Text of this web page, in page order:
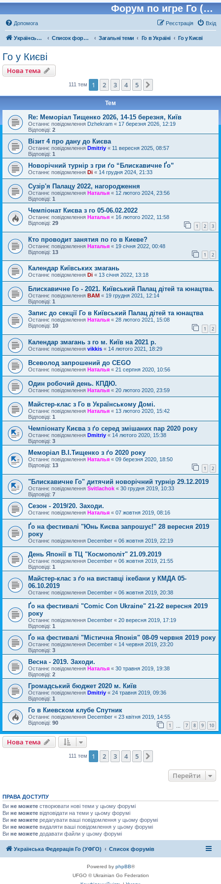
Форум по игре Го (Бадук, Вейчи)
Допомога Вхід
Реєстрація
Українська Федерація Го (УФГО) Список форумів Загальні теми Го в Україні Го у Києві
Го у Києві
Нова тема
111 тем 1 2 3 4 5
Тем
Re: Меморіал Тищенко 2026, 14-15 березня, Київ
Останнє повідомлення Dzhekram « 17 березня 2026, 12:19
Відповіді: 2
Візит 4 про дану до Києва
Останнє повідомлення Dmitriy « 11 вересня 2025, 08:57
Відповіді: 1
Новорічний турнір з гри ґо “Блискавичне Ґо”
Останнє повідомлення Di « 14 грудня 2024, 21:33
Сузір'я Палацу 2022, нагородження
Останнє повідомлення Наталья « 12 лютого 2024, 23:56
Відповіді: 1
Чемпіонат Києва з го 05-06.02.2022
Останнє повідомлення Наталья « 16 лютого 2022, 11:58
Відповіді: 29 1 2 3
Кто проводит занятия по го в Киеве?
Останнє повідомлення Наталья « 19 січня 2022, 00:48
Відповіді: 13 1 2
Календар Київських змагань
Останнє повідомлення Di « 13 січня 2022, 13:18
Блискавичне Го - 2021. Київський Палац дітей та юнацтва.
Останнє повідомлення BAM « 19 грудня 2021, 12:14
Відповіді: 1
Запис до секції Го в Київський Палац дітей та юнацтва
Останнє повідомлення Наталья « 28 лютого 2021, 15:08
Відповіді: 10 1 2
Календар змагань з го м. Київ на 2021 р.
Останнє повідомлення vikkis « 14 лютого 2021, 18:29
Всеволод запрошений до CEGO
Останнє повідомлення Наталья « 21 серпня 2020, 10:56
Один робочий день. КПДЮ.
Останнє повідомлення Наталья « 20 лютого 2020, 23:59
Майстер-клас з Го в Українському Домі.
Останнє повідомлення Наталья « 13 лютого 2020, 15:42
Відповіді: 1
Чемпіонату Києва з ґо серед змішаних пар 2020 року
Останнє повідомлення Dmitriy « 14 лютого 2020, 15:38
Відповіді: 3
Меморіал В.І.Тищенко з ґо 2020 року
Останнє повідомлення Наталья « 09 березня 2020, 18:50
Відповіді: 13 1 2
"Блискавичне Го" дитячий новорічний турнір 29.12.2019
Останнє повідомлення Svitlachok « 30 грудня 2019, 10:33
Відповіді: 7
Сезон - 2019/20. Заходи.
Останнє повідомлення Наталья « 07 жовтня 2019, 08:16
Ґо на фестивалі "Юнь Києва запрошує!" 28 вересня 2019
року
Останнє повідомлення December « 06 жовтня 2019, 22:19
День Японії в ТЦ "Космополіт" 21.09.2019
Останнє повідомлення December « 06 жовтня 2019, 21:55
Відповіді: 1
Майстер-клас з ґо на виставці ікебани у КМДА 05-
06.10.2019
Останнє повідомлення December « 06 жовтня 2019, 20:38
Ґо на фестивалі "Comic Con Ukraine" 21-22 вересня 2019
року
Останнє повідомлення December « 20 вересня 2019, 17:19
Відповіді: 1
Ґо на фестивалі "Містична Японія" 08-09 червня 2019 року
Останнє повідомлення December « 14 червня 2019, 23:20
Відповіді: 3
Весна - 2019. Заходи.
Останнє повідомлення Наталья « 30 травня 2019, 19:38
Відповіді: 2
Громадський бюджет 2020 м. Київ
Останнє повідомлення Dmitriy « 24 травня 2019, 09:36
Відповіді: 1
Го в Киевском клубе Спутник
Останнє повідомлення December « 23 квітня 2019, 14:55
Відповіді: 90 1 7 8 9 10
Нова тема
111 тем 1 2 3 4 5
Перейти
ПРАВА ДОСТУПУ
Ви не можете створювати нові теми у цьому форумі
Ви не можете відповідати на теми у цьому форумі
Ви не можете редагувати ваші повідомлення у цьому форумі
Ви не можете видаляти ваші повідомлення у цьому форумі
Ви не можете додавати файли у цьому форумі
Українська Федерація Го (УФГО) Список форумів
Powered by phpBB®
UFGO © Ukrainian Go Federation